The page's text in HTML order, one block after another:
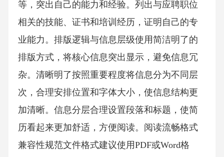
等，突出自己的能力和经验。列出与应聘职位
相关的技能、证书和培训经历，证明自己的专
业能力。排版逻辑与信息层级使用简洁明了的
排版方式，将核心信息突出显示，避免信息冗
杂。清晰明了按照重要程度将信息分为不同层
次，合理安排位置和字体大小，使信息结构更
加清晰。信息分层合理设置段落和标题，使简
历看起来更加舒适，方便阅读。阅读流畅格式
兼容性规范文件格式建议使用PDF或Word格